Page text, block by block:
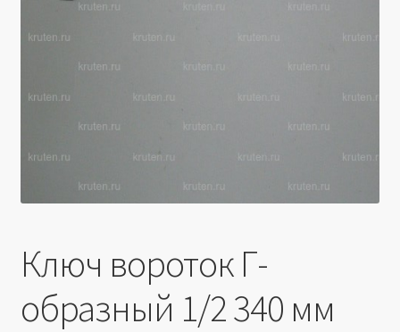
Ключ вороток Г-
образный 1/2 340 мм